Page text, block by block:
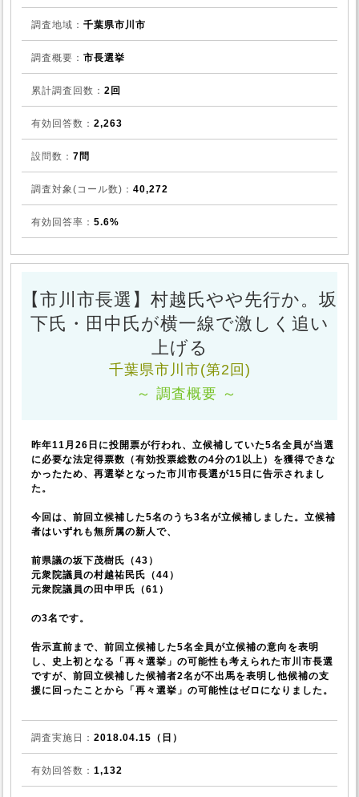
調査地域： 千葉県市川市
調査概要： 市長選挙
累計調査回数： 2回
有効回答数： 2,263
設問数： 7問
調査対象(コール数)： 40,272
有効回答率： 5.6%
【市川市長選】村越氏やや先行か。坂
下氏・田中氏が横一線で激しく追い
上げる
千葉県市川市(第2回)
～ 調査概要 ～
昨年11月26日に投開票が行われ、立候補していた5名全員が当選
に必要な法定得票数（有効投票総数の4分の1以上）を獲得できな
かったため、再選挙となった市川市長選が15日に告示されまし
た。
今回は、前回立候補した5名のうち3名が立候補しました。立候補
者はいずれも無所属の新人で、
前県議の坂下茂樹氏（43）
元衆院議員の村越祐民氏（44）
元衆院議員の田中甲氏（61）
の3名です。
告示直前まで、前回立候補した5名全員が立候補の意向を表明
し、史上初となる「再々選挙」の可能性も考えられた市川市長選
ですが、前回立候補した候補者2名が不出馬を表明し他候補の支
援に回ったことから「再々選挙」の可能性はゼロになりました。
調査実施日： 2018.04.15（日）
有効回答数： 1,132